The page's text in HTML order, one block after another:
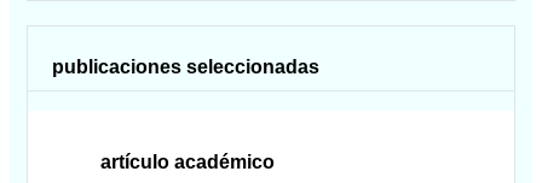
publicaciones seleccionadas
artículo académico